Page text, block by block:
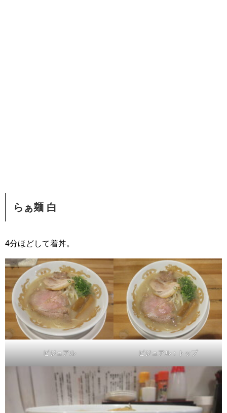
らぁ麺 白
4分ほどして着丼。
ビジュアル ビジュアル：トップ